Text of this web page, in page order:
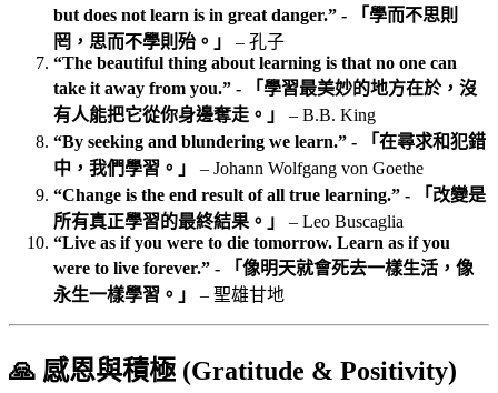
but does not learn is in great danger.” - 「學而不思則
罔，思而不學則殆。」
– 孔子
“The beautiful thing about learning is that no one can
take it away from you.” - 「學習最美妙的地方在於，沒
有人能把它從你身邊奪走。」
– B.B. King
“By seeking and blundering we learn.” - 「在尋求和犯錯
中，我們學習。」
– Johann Wolfgang von Goethe
“Change is the end result of all true learning.” - 「改變是
所有真正學習的最終結果。」
– Leo Buscaglia
“Live as if you were to die tomorrow. Learn as if you
were to live forever.” - 「像明天就會死去一樣生活，像
永生一樣學習。」
– 聖雄甘地
🙏 感恩與積極 (Gratitude & Positivity)